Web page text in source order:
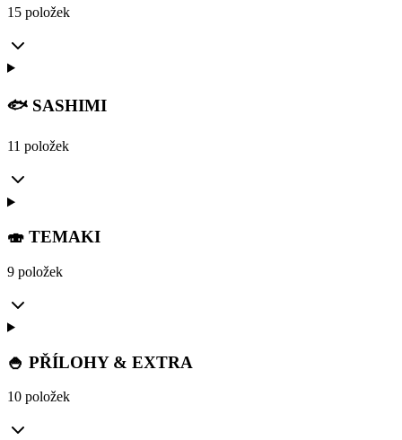
15 položek
🐟 SASHIMI
11 položek
🍣 TEMAKI
9 položek
🍚 PŘÍLOHY & EXTRA
10 položek